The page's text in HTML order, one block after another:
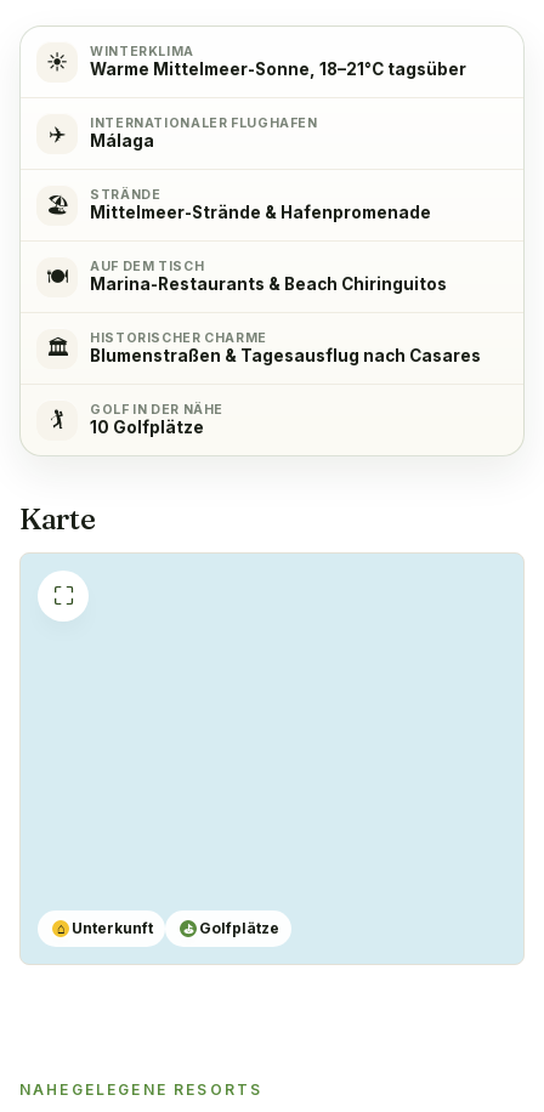
✓ Kochherd
Yes, with 4 hob plates
✓
Backofen
Ja
Ja
✓ Gefrierschrank
Kaffeemaschine
☀️ WINTERKLIMA
Warme Mittelmeer-Sonne, 18–21°C tagsüber
✈️ INTERNATIONALER FLUGHAFEN
Málaga
🏖️ STRÄNDE
Mittelmeer-Strände & Hafenpromenade
🍽️ AUF DEM TISCH
Marina-Restaurants & Beach Chiringuitos
🏛️ HISTORISCHER CHARME
Blumenstraßen & Tagesausflug nach Casares
🏌️ GOLF IN DER NÄHE
10 Golfplätze
Karte
⛶
⌂ Unterkunft ⛳ Golfplätze
NAHEGELEGENE RESORTS